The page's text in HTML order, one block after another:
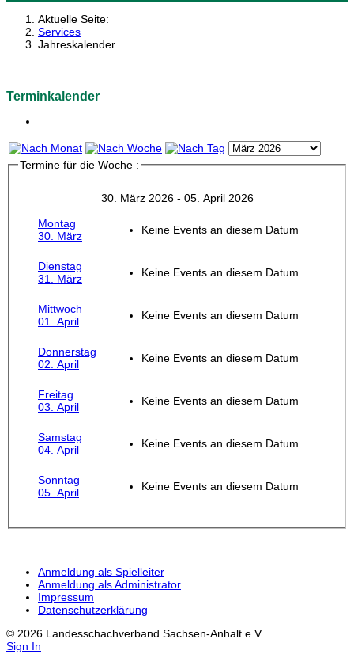
Aktuelle Seite:
Services
Jahreskalender
Terminkalender
Termine für die Woche :
30. März 2026 - 05. April 2026
Montag
30. März
Keine Events an diesem Datum
Dienstag
31. März
Keine Events an diesem Datum
Mittwoch
01. April
Keine Events an diesem Datum
Donnerstag
02. April
Keine Events an diesem Datum
Freitag
03. April
Keine Events an diesem Datum
Samstag
04. April
Keine Events an diesem Datum
Sonntag
05. April
Keine Events an diesem Datum
Anmeldung als Spielleiter
Anmeldung als Administrator
Impressum
Datenschutzerklärung
© 2026 Landesschachverband Sachsen-Anhalt e.V.
Sign In